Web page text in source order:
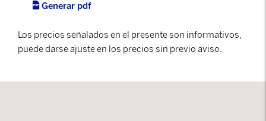
Generar pdf
Los precios señalados en el presente son informativos,
puede darse ajuste en los precios sin previo aviso.